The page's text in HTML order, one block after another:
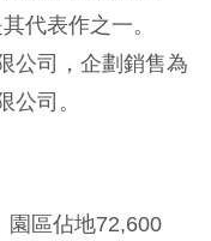
代表作之一。
公司，企劃銷售為
公司。
園區佔地72,600